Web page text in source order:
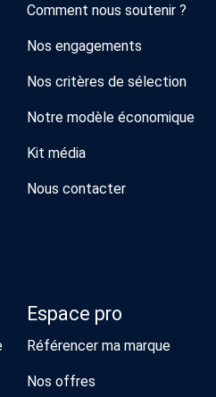
Comment nous soutenir ?
Nos engagements
Nos critères de sélection
Notre modèle économique
Kit média
Nous contacter
Espace pro
Référencer ma marque
Nos offres